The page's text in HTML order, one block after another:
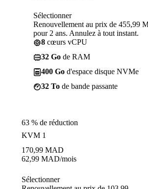
Sélectionner
Renouvellement au prix de 455,99
pour 2 ans. Annulez à tout instant.
8 cœurs vCPU
32 Go de RAM
400 Go d'espace disque NVMe
32 To de bande passante
63 % de réduction
KVM 1
170,99 MAD
62,99 MAD/mois
Sélectionner